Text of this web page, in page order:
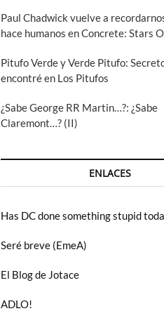
Paul Chadwick vuelve a
hace humanos en Concrete: Stars
Pitufo Verde y Verde Pitufo:
encontré en Los Pitufos
¿Sabe George RR Martin…?: ¿Sabe
Claremont…? (II)
ENLACES
Has DC done something stupid
Seré breve (EmeA)
El Blog de Jotace
ADLO!